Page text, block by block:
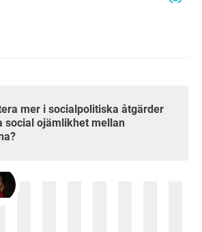
social ojämlikhet mellan